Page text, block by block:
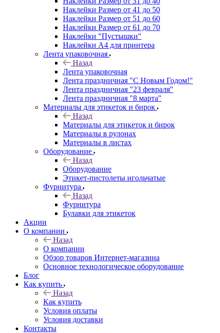
Наклейки Размер от 41 до 50
Наклейки Размер от 51 до 60
Наклейки Размер от 61 до 70
Наклейки "Пустышки"
Наклейки А4 для принтера
Лента упаковочная
Назад
Лента упаковочная
Лента праздничная "С Новым Годом!"
Лента праздничная "23 февраля"
Лента праздничная "8 марта"
Материалы для этикеток и бирок
Назад
Материалы для этикеток и бирок
Материалы в рулонах
Материалы в листах
Оборудование
Назад
Оборудование
Этикет-пистолеты игольчатые
Фурнитура
Назад
Фурнитура
Булавки для этикеток
Акции
О компании
Назад
О компании
Обзор товаров Интернет-магазина
Основное технологическое оборудование
Блог
Как купить
Назад
Как купить
Условия оплаты
Условия доставки
Контакты